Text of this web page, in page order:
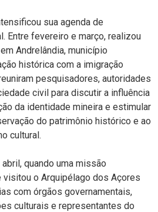
sua agenda de
Entre fevereiro e março, realizou
Andrelândia, município
histórica com a imigração
pesquisadores, autoridades
civil para discutir a influência
da identidade mineira e estimular
do patrimônio histórico e ao
cultural.
quando uma missão
visitou o Arquipélago dos Açores
com órgãos governamentais,
culturais e representantes do